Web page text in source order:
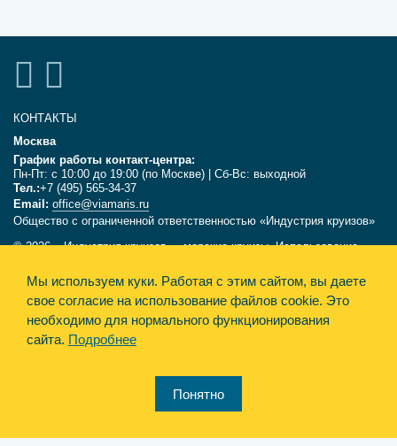
КОНТАКТЫ
Москва
График работы контакт-центра:
Пн-Пт: с 10:00 до 19:00 (по Москве) | Сб-Вс: выходной
Тел.:+7 (495) 565-34-37
Email: office@viamaris.ru
Общество с ограниченной ответственностью «Индустрия круизов»
© 2026, «Индустрия круизов» - морские круизы. Использование
разрешения компании «Индустрия круизов». Информация,
размещённая на сайте, несёт справочный характер и не является
офертой.
Политика конфиденциальности
Мы используем куки. Работая с этим сайтом, вы даете
свое согласие на использование файлов cookie. Это
необходимо для нормального функционирования
сайта. Подробнее
Понятно